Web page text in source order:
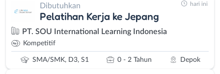
Dibutuhkan
Pelatihan Kerja ke Jepang
PT. SOU International Learning Indonesia
Kompetitif
SMA/SMK, D3, S1 0 - 2 Tahun Depok
hari ini